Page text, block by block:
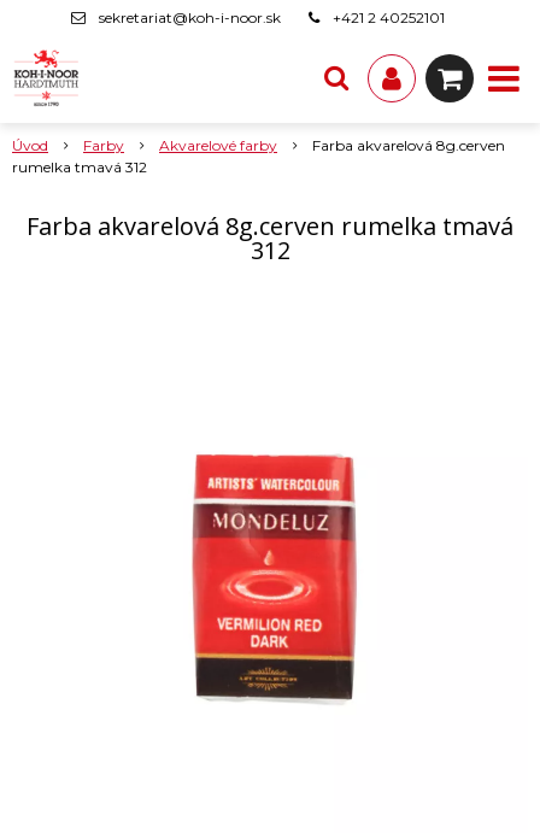
sekretariat@koh-i-noor.sk +421 2 40252101
Úvod Farby Akvarelové farby
Farba akvarelová 8g.cerven
rumelka tmavá 312
Farba akvarelová 8g.cerven rumelka tmavá
312